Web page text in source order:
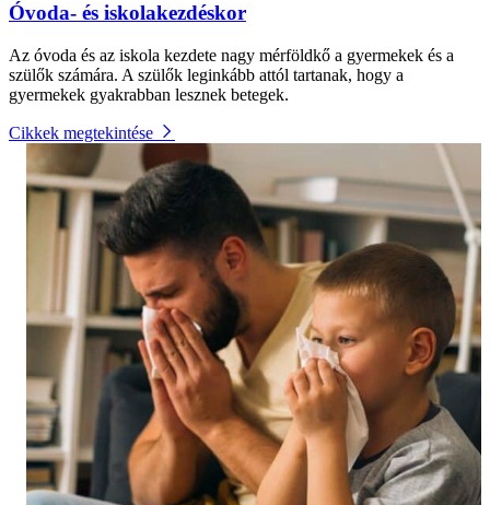
Óvoda- és iskolakezdéskor
Az óvoda és az iskola kezdete nagy mérföldkő a gyermekek és a
szülők számára. A szülők leginkább attól tartanak, hogy a
gyermekek gyakrabban lesznek betegek.
Cikkek megtekintése